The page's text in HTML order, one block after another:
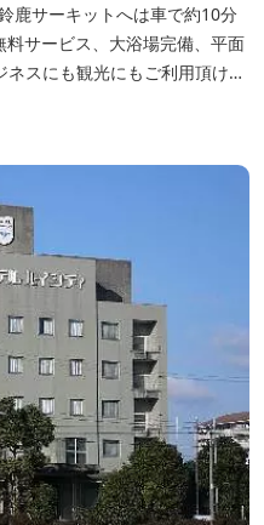
鹿サーキットへは車で約10分
サービス、大浴場完備、平面
スにも観光にもご利用頂ける